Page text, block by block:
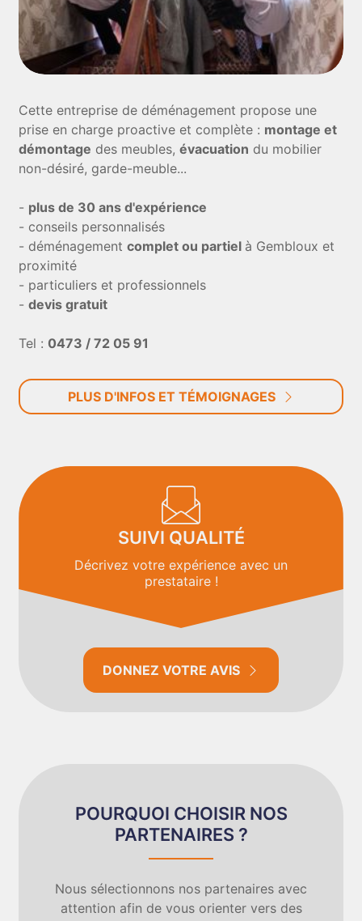
Cette entreprise de déménagement propose une
prise en charge proactive et complète : montage et
démontage des meubles,évacuation du mobilier
non-désiré, garde-meuble...
- plus de 30 ans d'expérience
- conseils personnalisés
- déménagementcomplet ou partiel à Gembloux et
proximité
- particuliers et professionnels
-devis gratuit
Tel : 0473 / 72 05 91
PLUS D'INFOS ET TÉMOIGNAGES
SUIVI QUALITÉ
Décrivez votre expérience avec un
prestataire !
DONNEZ VOTRE AVIS
POURQUOI CHOISIR NOS
PARTENAIRES ?
Nous sélectionnons nos partenaires avec
attention afin de vous orienter vers des